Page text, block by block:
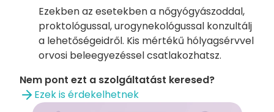
Ezekben az esetekben a nőgyógyászoddal,
proktológussal, urogynekológussal konzultálj
a lehetőségeidről. Kis mértékű hólyagsérvvel
orvosi beleegyezéssel csatlakozhatsz.
Nem pont ezt a szolgáltatást keresed?
Ezek is érdekelhetnek